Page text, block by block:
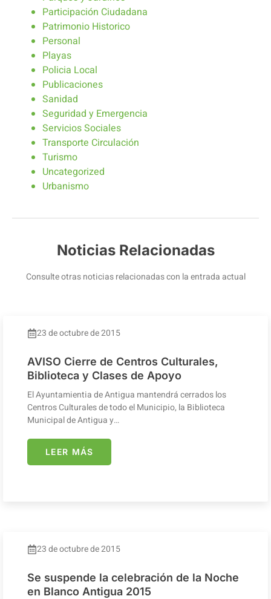
Participación Ciudadana
Patrimonio Historico
Personal
Playas
Policia Local
Publicaciones
Sanidad
Seguridad y Emergencia
Servicios Sociales
Transporte Circulación
Turismo
Uncategorized
Urbanismo
Noticias Relacionadas
Consulte otras noticias relacionadas con la entrada actual
23 de octubre de 2015
AVISO Cierre de Centros Culturales,
Biblioteca y Clases de Apoyo
El Ayuntamientia de Antigua mantendrá cerrados los
Centros Culturales de todo el Municipio, la Biblioteca
Municipal de Antigua y…
LEER MÁS
23 de octubre de 2015
Se suspende la celebración de la Noche
en Blanco Antigua 2015